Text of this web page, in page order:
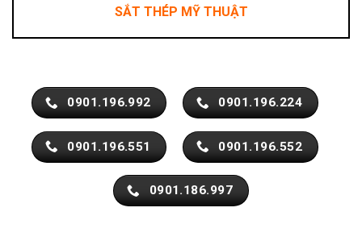
SẮT THÉP MỸ THUẬT
0901.196.992 0901.196.224
0901.196.551 0901.196.552
0901.186.997